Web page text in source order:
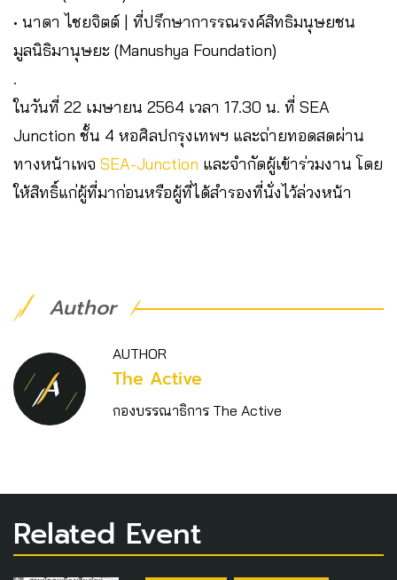
• นาดา ไชยจิตต์ | ที่ปรึกษาการรณรงค์สิทธิมนุษยชน
มูลนิธิมานุษยะ (Manushya Foundation)
.
ในวันที่ 22 เมษายน 2564 เวลา 17.30 น. ที่ SEA
Junction ชั้น 4 หอศิลปกรุงเทพฯ และถ่ายทอดสดผ่าน
ทางหน้าเพจ SEA-Junction และจำกัดผู้เข้าร่วมงาน โดย
ให้สิทธิ์แก่ผู้ที่มาก่อนหรือผู้ที่ได้สำรองที่นั่งไว้ล่วงหน้า
Author
AUTHOR
The Active
กองบรรณาธิการ The Active
Related Event